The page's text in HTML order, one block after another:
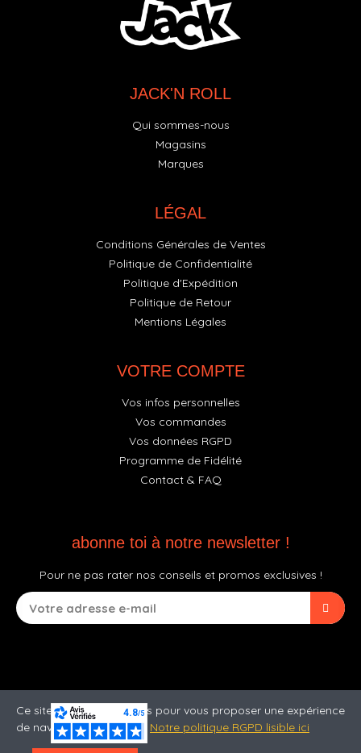
JACK'N ROLL
Qui sommes-nous
Magasins
Marques
LÉGAL
Conditions Générales de Ventes
Politique de Confidentialité
Politique d'Expédition
Politique de Retour
Mentions Légales
VOTRE COMPTE
Vos infos personnelles
Vos commandes
Vos données RGPD
Programme de Fidélité
Contact & FAQ
abonne toi à notre newsletter !
Pour ne pas rater nos conseils et promos exclusives !
Ce site utilise des cookies pour vous proposer une expérience
de navigation optimale. Notre politique RGPD lisible ici